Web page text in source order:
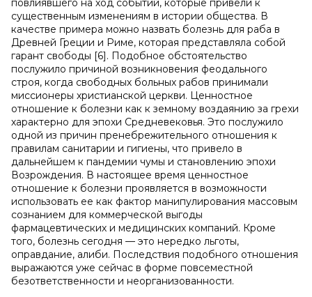
повлиявшего на ход событий, которые привели к
существенным изменениям в истории общества. В
качестве примера можно назвать болезнь для раба в
Древней Греции и Риме, которая представляла собой
гарант свободы [6]. Подобное обстоятельство
послужило причиной возникновения феодального
строя, когда свободных больных рабов принимали
миссионеры христианской церкви. Ценностное
отношение к болезни как к земному воздаянию за грехи
характерно для эпохи Средневековья. Это послужило
одной из причин пренебрежительного отношения к
правилам санитарии и гигиены, что привело в
дальнейшем к пандемии чумы и становлению эпохи
Возрождения. В настоящее время ценностное
отношение к болезни проявляется в возможности
использовать ее как фактор манипулирования массовым
сознанием для коммерческой выгоды
фармацевтических и медицинских компаний. Кроме
того, болезнь сегодня — это нередко льготы,
оправдание, алиби. Последствия подобного отношения
выражаются уже сейчас в форме повсеместной
безответственности и неорганизованности.